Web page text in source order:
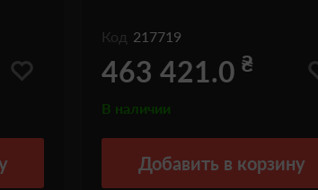
Код 217719
463 421.0 ₴
В наличии
Добавить в корзину